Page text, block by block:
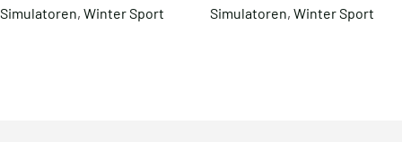
Simulatoren, Winter Sport Simulatoren, Winter Sport